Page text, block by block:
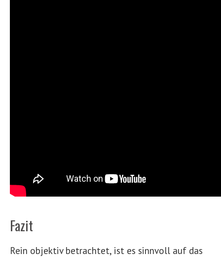
Fazit
Rein objektiv betrachtet, ist es sinnvoll auf das